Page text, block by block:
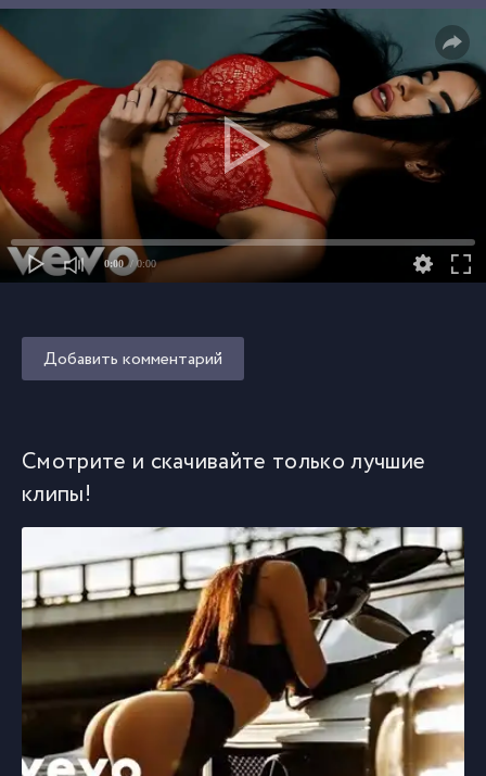
0:00 / 0:00
Добавить комментарий
Смотрите и скачивайте только лучшие
клипы!